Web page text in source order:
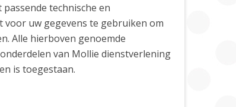
technische en
uw gegevens te gebruiken om
Alle hierboven genoemde
van Mollie dienstverlening
is toegestaan.